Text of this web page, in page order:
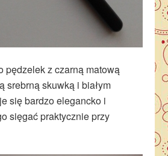
pędzelek z czarną matową
srebrną skuwką i białym
się bardzo elegancko i
sięgać praktycznie przy